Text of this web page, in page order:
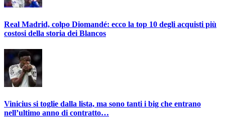
Real Madrid, colpo Diomandé: ecco la top 10 degli acquisti più
costosi della storia dei Blancos
Vinicius si toglie dalla lista, ma sono tanti i big che entrano
nell’ultimo anno di contratto…